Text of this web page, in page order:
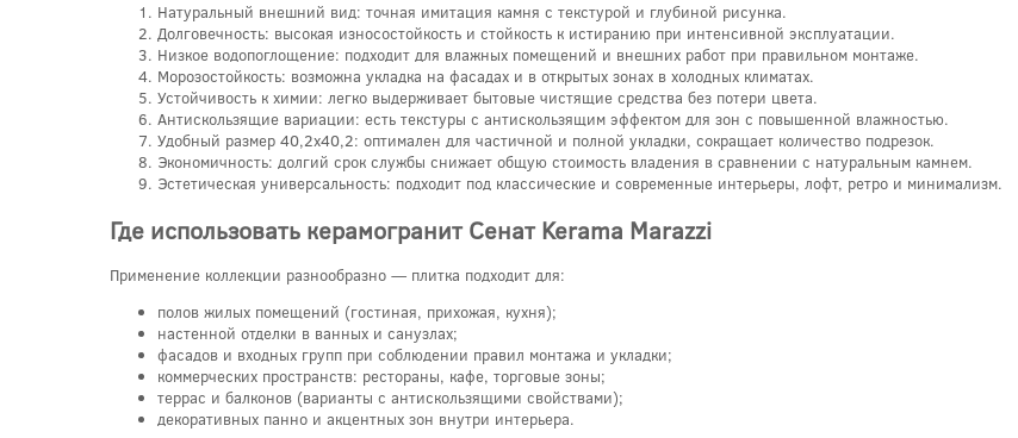
Натуральный внешний вид: точная имитация камня с текстурой и глубиной рисунка.
Долговечность: высокая износостойкость и стойкость к истиранию при интенсивной эксплуатации.
Низкое водопоглощение: подходит для влажных помещений и внешних работ при правильном монтаже.
Морозостойкость: возможна укладка на фасадах и в открытых зонах в холодных климатах.
Устойчивость к химии: легко выдерживает бытовые чистящие средства без потери цвета.
Антискользящие вариации: есть текстуры с антискользящим эффектом для зон с повышенной влажностью.
Удобный размер 40,2x40,2: оптимален для частичной и полной укладки, сокращает количество подрезок.
Экономичность: долгий срок службы снижает общую стоимость владения в сравнении с натуральным камнем.
Эстетическая универсальность: подходит под классические и современные интерьеры, лофт, ретро и минимализм.
Где использовать керамогранит Сенат Kerama Marazzi
Применение коллекции разнообразно — плитка подходит для:
полов жилых помещений (гостиная, прихожая, кухня);
настенной отделки в ванных и санузлах;
фасадов и входных групп при соблюдении правил монтажа и укладки;
коммерческих пространств: рестораны, кафе, торговые зоны;
террас и балконов (варианты с антискользящими свойствами);
декоративных панно и акцентных зон внутри интерьера.